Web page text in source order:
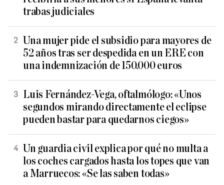
trabas judiciales
Una mujer pide el subsidio para mayores de
52 años tras ser despedida en un ERE con
una indemnización de 150.000 euros
Luis Fernández-Vega, oftalmólogo: «Unos
segundos mirando directamente el eclipse
pueden bastar para quedarnos ciegos»
Un guardia civil explica por qué no multa a
los coches cargados hasta los topes que van
a Marruecos: «Se las saben todas»